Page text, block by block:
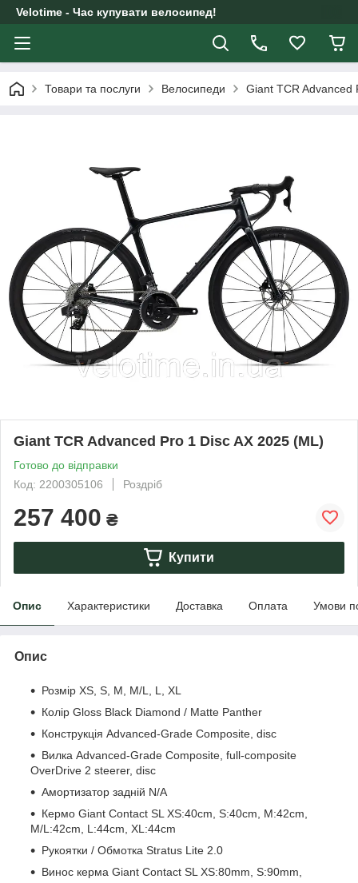
Velotime - Час купувати велосипед!
Товари та послуги Велосипеди Giant TCR Advanced
Giant TCR Advanced Pro 1 Disc AX 2025 (ML)
Готово до відправки
Код: 2200305106
Роздріб
257 400 ₴
Купити
Опис Характеристики Доставка Оплата Умови
Опис
Розмір XS, S, M, M/L, L, XL
Колір Gloss Black Diamond / Matte Panther
Конструкція Advanced-Grade Composite, disc
Вилка Advanced-Grade Composite, full-composite
OverDrive 2 steerer, disc
Амортизатор задній N/A
Кермо Giant Contact SL XS:40cm, S:40cm, M:42cm,
M/L:42cm, L:44cm, XL:44cm
Рукоятки / Обмотка Stratus Lite 2.0
Винос керма Giant Contact SL XS:80mm, S:90mm,